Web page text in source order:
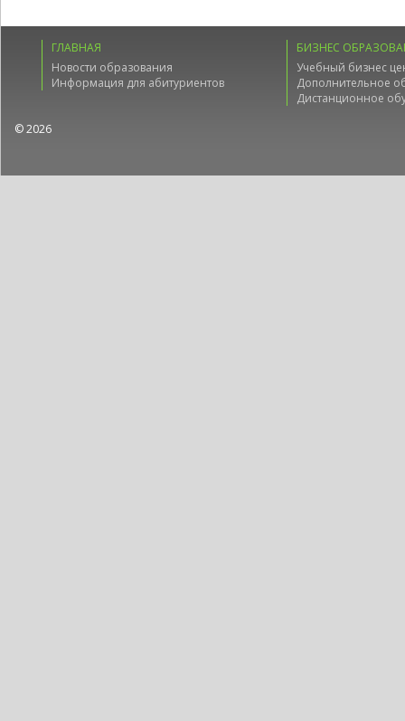
ГЛАВНАЯ
Новости образования
Информация для абитуриентов
БИЗНЕС
Учебный бизнес
Дополнительное
Дистанционное
© 2026